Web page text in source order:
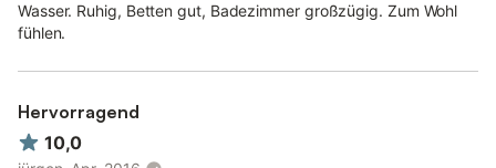
Wasser. Ruhig, Betten gut, Badezimmer großzügig. Zum Wohl
fühlen.
Hervorragend
10,0